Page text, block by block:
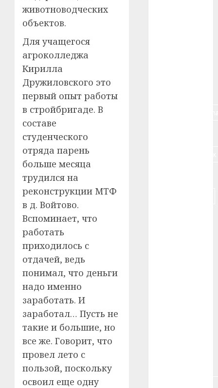
животноводческих
объектов.
Для учащегося
агроколледжа
Кирилла
Дружиловского это
первый опыт работы
в стройбригаде. В
составе
студенческого
отряда парень
больше месяца
трудился на
реконструкции МТФ
в д. Войтово.
Вспоминает, что
работать
приходилось с
отдачей, ведь
понимал, что деньги
надо именно
заработать. И
заработал… Пусть не
такие и большие, но
все же. Говорит, что
провел лето с
пользой, поскольку
освоил еще одну